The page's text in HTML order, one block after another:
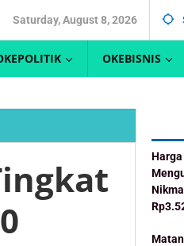
Saturday, August 8, 2026
OKEBISNIS